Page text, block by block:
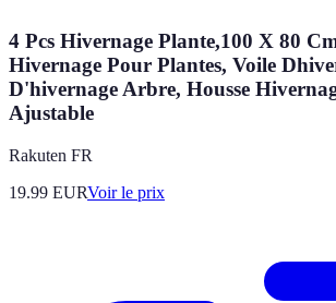
4 Pcs Hivernage Plante,100 X 80
Hivernage Pour Plantes, Voile
D'hivernage Arbre, Housse
Ajustable
Rakuten FR
19.99 EURVoir le prix